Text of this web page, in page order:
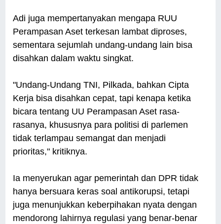
Adi juga mempertanyakan mengapa RUU
Perampasan Aset terkesan lambat diproses,
sementara sejumlah undang-undang lain bisa
disahkan dalam waktu singkat.
"Undang-Undang TNI, Pilkada, bahkan Cipta
Kerja bisa disahkan cepat, tapi kenapa ketika
bicara tentang UU Perampasan Aset rasa-
rasanya, khususnya para politisi di parlemen
tidak terlampau semangat dan menjadi
prioritas," kritiknya.
Ia menyerukan agar pemerintah dan DPR tidak
hanya bersuara keras soal antikorupsi, tetapi
juga menunjukkan keberpihakan nyata dengan
mendorong lahirnya regulasi yang benar-benar